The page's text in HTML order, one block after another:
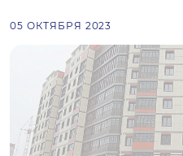
05 ОКТЯБРЯ 2023